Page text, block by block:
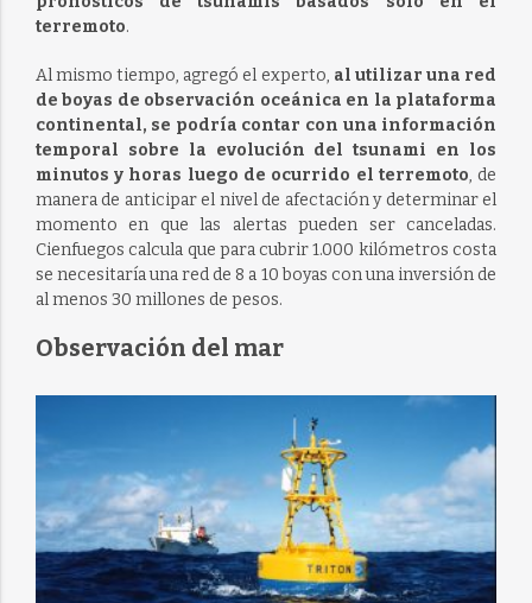
terremoto.
Al mismo tiempo, agregó el experto, al utilizar una red
de boyas de observación oceánica en la plataforma
continental, se podría contar con una información
temporal sobre la evolución del tsunami en los
minutos y horas luego de ocurrido el terremoto, de
manera de anticipar el nivel de afectación y determinar el
momento en que las alertas pueden ser canceladas.
Cienfuegos calcula que para cubrir 1.000 kilómetros costa
se necesitaría una red de 8 a 10 boyas con una inversión de
al menos 30 millones de pesos.
Observación del mar